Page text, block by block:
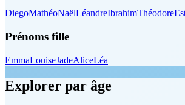
DiegoMathéoNaëlLéandreIbrahimThéodore
Prénoms fille
EmmaLouiseJadeAliceLéa
Explorer par âge